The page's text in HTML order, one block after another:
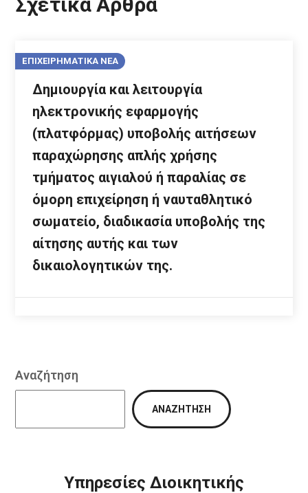
ΕΠΙΧΕΙΡΗΜΑΤΙΚΑ ΝΕΑ
Δημιουργία και λειτουργία
ηλεκτρονικής εφαρμογής
(πλατφόρμας) υποβολής αιτήσεων
παραχώρησης απλής χρήσης
τμήματος αιγιαλού ή παραλίας σε
όμορη επιχείρηση ή ναυταθλητικό
σωματείο, διαδικασία υποβολής της
αίτησης αυτής και των
δικαιολογητικών της.
Αναζήτηση
ΑΝΑΖΉΤΗΣΗ
Υπηρεσίες Διοικητικής